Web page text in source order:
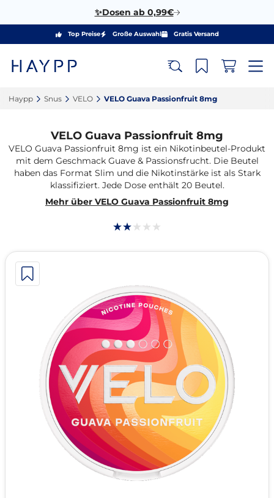
✨Dosen ab 0,99€
Top Preise Große Auswahl Gratis Versand
Haypp‎ Snus‎ VELO‎ VELO Guava Passionfruit 8mg‎
VELO Guava Passionfruit 8mg
VELO Guava Passionfruit 8mg ist ein Nikotinbeutel-Produkt
mit dem Geschmack Guave & Passionsfrucht. Die Beutel
haben das Format Slim und die Nikotinstärke ist als Stark
klassifiziert. Jede Dose enthält 20 Beutel.
Mehr über VELO Guava Passionfruit 8mg